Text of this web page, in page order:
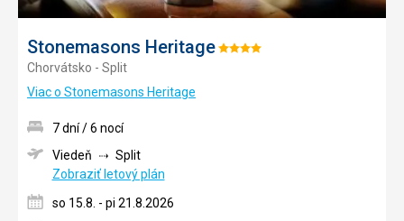
Stonemasons HeritageHodnotenie:
Chorvátsko - Split
Viac o Stonemasons Heritage
7 dní / 6 nocí
Viedeň
Split
Zobraziť letový plán
so 15.8. - pi 21.8.2026